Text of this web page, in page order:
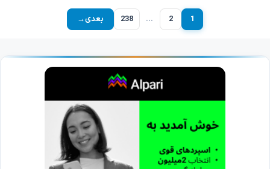
برگه1 برگه2
… برگه
238 بعدی→